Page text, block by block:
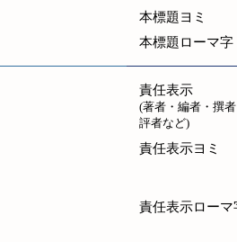
本標題ヨミ
本標題ローマ字
責任表示
(著者・編者・撰
評者など)
責任表示ヨミ
責任表示ローマ